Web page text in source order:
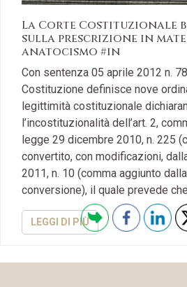
La Corte Costituzionale
sulla prescrizione in
anatocismo #in
Con sentenza 05 aprile 2012 n.
Costituzione definisce nove
legittimità costituzionale
l’incostituzionalità dell’art. 2,
legge 29 dicembre 2010, n. 225
convertito, con modificazioni,
2011, n. 10 (comma aggiunto
conversione), il quale prevede
LEGGI DI PIÙ